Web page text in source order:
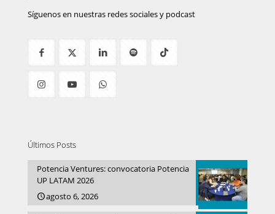
Síguenos en nuestras redes sociales y podcast
Últimos Posts
Potencia Ventures: convocatoria Potencia
UP LATAM 2026
agosto 6, 2026